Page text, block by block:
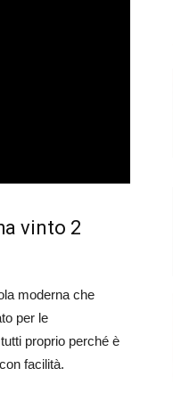
vinto 2
moderna che
per le
proprio perché è
facilità.